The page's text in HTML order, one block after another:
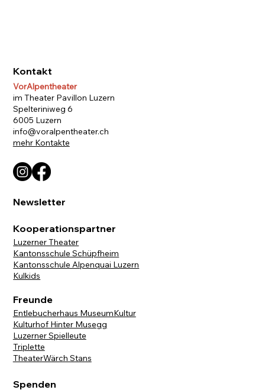
Kontakt
VorAlpentheater
im Theater Pavillon Luzern
Spelteriniweg 6
6005 Luzern
info@voralpentheater.ch
mehr Kontakte
Newsletter
Kooperationspartner
Luzerner Theater
Kantonsschule Schüpfheim
Kantonsschule Alpenquai Luzern
Kulkids
Freunde
Entlebucherhaus MuseumKultur
Kulturhof Hinter Musegg
Luzerner Spielleute
Triplette
TheaterWärch Stans
Spenden